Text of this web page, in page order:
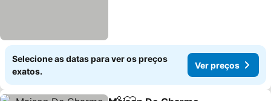
Selecione as datas para ver os preços
exatos.
Ver preços